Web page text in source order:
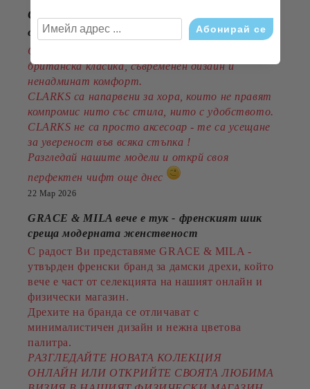
CLARKS - стил, комфорт и традиция
от 1825година
Открийте обувките, които съчетават
британска класика, съвременен дизайн и
ненадминат комфорт.
CLARKS са напарвени за хора, които не правят
компромис нито със стила, нито с удобството.
CLARKS не са просто аксесоар - те са усещане
за увереност във всяка стъпка !
Разгледай нашите модели и открй своя
перфектен чифт още днес
22 Мар 2026
GRACE & MILA вече е тук - френският шик
среща модерната женственост
С радост Ви представяме GRACE & MILA -
утвърден френски бранд за дамски дрехи, който
вече е част от селекцията на нашият онлайн и
физически магазин.
Дрехите на бранда се отличават с
минималистичен дизайн и нежна цветова
палитра.
РАЗГЛЕДАЙТЕ НОВАТА КОЛЕКЦИЯ
ОНЛАЙН ИЛИ ОТКРИЙТЕ СВОЯТА ЛЮБИМА